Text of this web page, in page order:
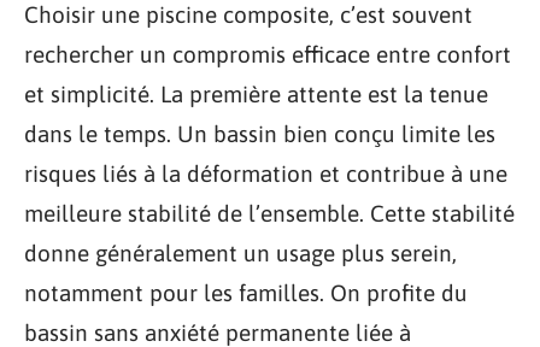
Choisir une piscine composite, c’est souvent
rechercher un compromis efficace entre confort
et simplicité. La première attente est la tenue
dans le temps. Un bassin bien conçu limite les
risques liés à la déformation et contribue à une
meilleure stabilité de l’ensemble. Cette stabilité
donne généralement un usage plus serein,
notamment pour les familles. On profite du
bassin sans anxiété permanente liée à